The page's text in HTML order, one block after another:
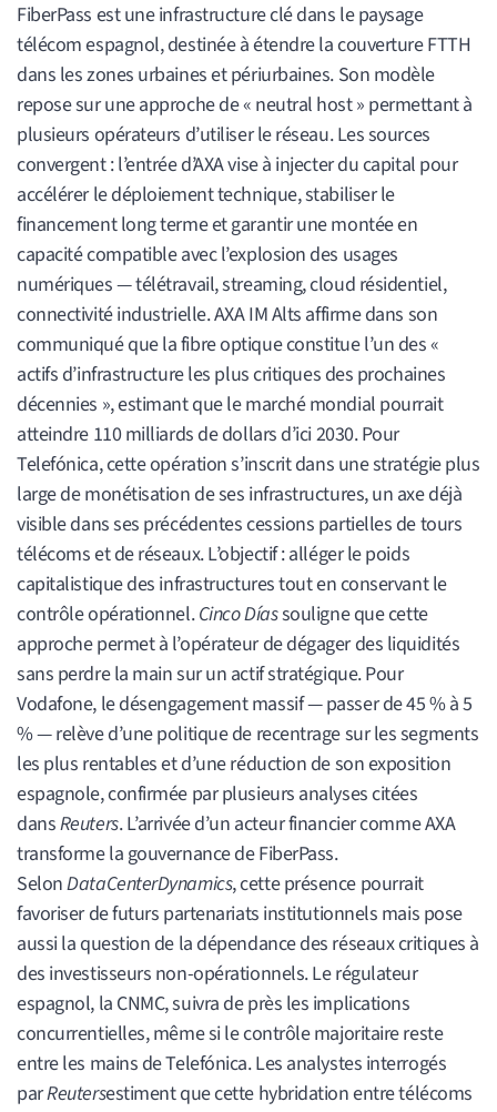
FiberPass est une infrastructure clé dans le paysage
télécom espagnol, destinée à étendre la couverture FTTH
dans les zones urbaines et périurbaines. Son modèle
repose sur une approche de « neutral host » permettant à
plusieurs opérateurs d’utiliser le réseau. Les sources
convergent : l’entrée d’AXA vise à injecter du capital pour
accélérer le déploiement technique, stabiliser le
financement long terme et garantir une montée en
capacité compatible avec l’explosion des usages
numériques — télétravail, streaming, cloud résidentiel,
connectivité industrielle. AXA IM Alts affirme dans son
communiqué que la fibre optique constitue l’un des «
actifs d’infrastructure les plus critiques des prochaines
décennies », estimant que le marché mondial pourrait
atteindre 110 milliards de dollars d’ici 2030. Pour
Telefónica, cette opération s’inscrit dans une stratégie plus
large de monétisation de ses infrastructures, un axe déjà
visible dans ses précédentes cessions partielles de tours
télécoms et de réseaux. L’objectif : alléger le poids
capitalistique des infrastructures tout en conservant le
contrôle opérationnel.Cinco Díassouligne que cette
approche permet à l’opérateur de dégager des liquidités
sans perdre la main sur un actif stratégique. Pour
Vodafone, le désengagement massif — passer de 45 % à 5
% — relève d’une politique de recentrage sur les segments
les plus rentables et d’une réduction de son exposition
espagnole, confirmée par plusieurs analyses citées
dansReuters. L’arrivée d’un acteur financier comme AXA
transforme la gouvernance de FiberPass.
SelonDataCenterDynamics, cette présence pourrait
favoriser de futurs partenariats institutionnels mais pose
aussi la question de la dépendance des réseaux critiques à
des investisseurs non-opérationnels. Le régulateur
espagnol, la CNMC, suivra de près les implications
concurrentielles, même si le contrôle majoritaire reste
entre les mains de Telefónica. Les analystes interrogés
parReutersestiment que cette hybridation entre télécoms